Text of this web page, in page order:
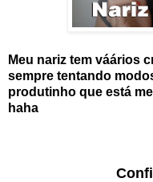
Meu nariz tem váários
sempre tentando
produtinho que está
haha